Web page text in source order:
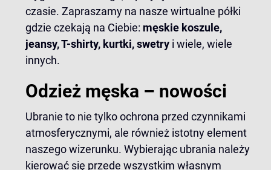
czasie. Zapraszamy na nasze wirtualne półki
gdzie czekają na Ciebie: męskie koszule,
jeansy, T-shirty, kurtki, swetry i wiele, wiele
innych.
Odzież męska – nowości
Ubranie to nie tylko ochrona przed czynnikami
atmosferycznymi, ale również istotny element
naszego wizerunku. Wybierając ubrania należy
kierować się przede wszystkim własnym